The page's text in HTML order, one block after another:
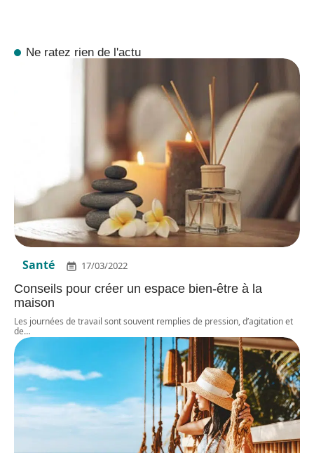
Ne ratez rien de l'actu
Santé 17/03/2022
Conseils pour créer un espace bien-être à la
maison
Les journées de travail sont souvent remplies de pression, d’agitation et
de…